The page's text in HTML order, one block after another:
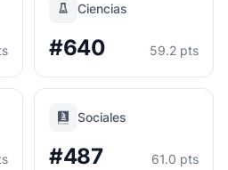
Ciencias
#640 59.2 pts
Sociales
#487 61.0 pts